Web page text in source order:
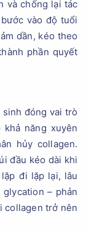
và chống lại tác
vào độ tuổi
dần, kéo theo
phần quyết
đóng vai trò
năng xuyên
hủy collagen.
đầu kéo dài khi
đi lặp lại, lâu
– phản
collagen trở nên